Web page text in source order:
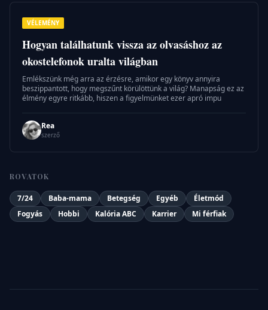
VÉLEMÉNY
Hogyan találhatunk vissza az olvasáshoz az
okostelefonok uralta világban
Emlékszünk még arra az érzésre, amikor egy könyv annyira
beszippantott, hogy megszűnt körülöttünk a világ? Manapság ez az
élmény egyre ritkább, hiszen a figyelmünket ezer apró impu
Rea
szerző
ROVATOK
7/24 Baba-mama Betegség Egyéb
Életmód
Fogyás
Hobbi Kalória ABC Karrier Mi férfiak